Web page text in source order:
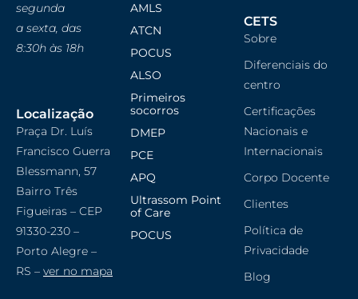
segunda
a sexta, das
8:30h às 18h
Localização
Praça Dr. Luís
Francisco Guerra
Blessmann, 57
Bairro Três
Figueiras – CEP
91330-230 –
Porto Alegre –
RS – ver no mapa
AMLS
ATCN
POCUS
ALSO
Primeiros
socorros
DMEP
PCE
APQ
Ultrassom Point
of Care
POCUS
CETS
Sobre
Diferenciais do
centro
Certificações
Nacionais e
Internacionais
Corpo Docente
Clientes
Política de
Privacidade
Blog